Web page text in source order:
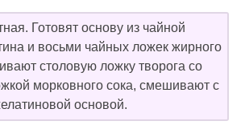
Готовят основу из чайной
и восьми чайных ложек жирного
столовую ложку творога со
морковного сока, смешивают с
основой.